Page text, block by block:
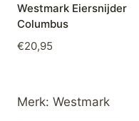
Westmark Eiersnijder
Columbus
€20,95
Merk: Westmark